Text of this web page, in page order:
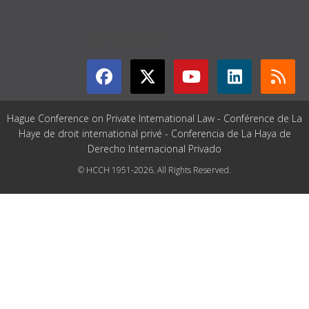
Hague Conference on Private International Law - Conférence de La
Haye de droit international privé - Conferencia de La Haya de
Derecho Internacional Privado
© HCCH 1951-2026. All Rights Reserved.